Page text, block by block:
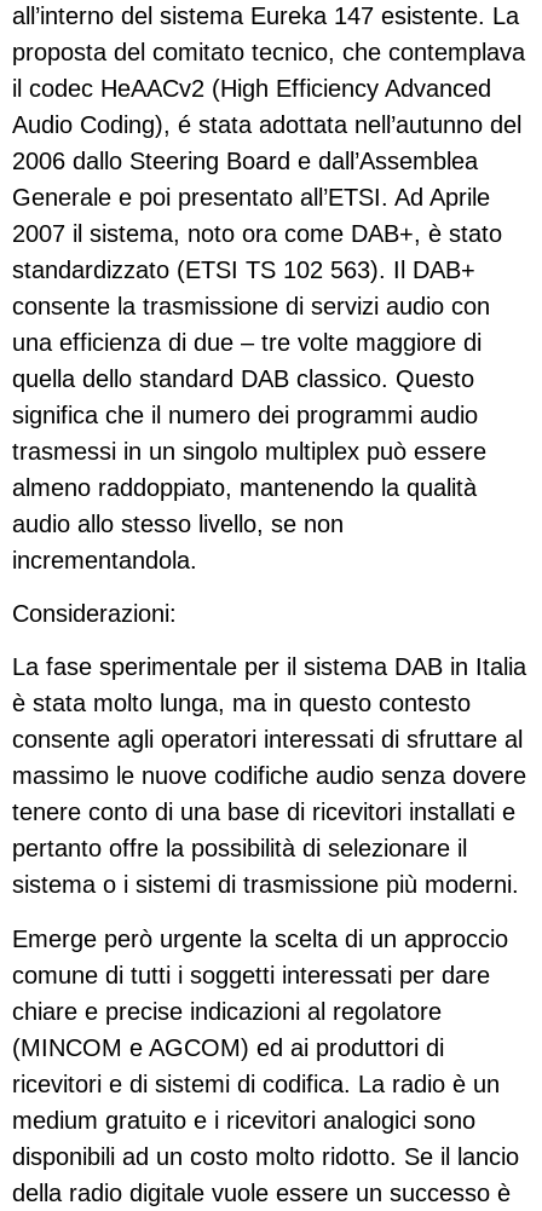
all’interno del sistema Eureka 147 esistente. La
proposta del comitato tecnico, che contemplava
il codec HeAACv2 (High Efficiency Advanced
Audio Coding), é stata adottata nell’autunno del
2006 dallo Steering Board e dall’Assemblea
Generale e poi presentato all’ETSI. Ad Aprile
2007 il sistema, noto ora come DAB+, è stato
standardizzato (ETSI TS 102 563). Il DAB+
consente la trasmissione di servizi audio con
una efficienza di due – tre volte maggiore di
quella dello standard DAB classico. Questo
significa che il numero dei programmi audio
trasmessi in un singolo multiplex può essere
almeno raddoppiato, mantenendo la qualità
audio allo stesso livello, se non
incrementandola.
Considerazioni:
La fase sperimentale per il sistema DAB in Italia
è stata molto lunga, ma in questo contesto
consente agli operatori interessati di sfruttare al
massimo le nuove codifiche audio senza dovere
tenere conto di una base di ricevitori installati e
pertanto offre la possibilità di selezionare il
sistema o i sistemi di trasmissione più moderni.
Emerge però urgente la scelta di un approccio
comune di tutti i soggetti interessati per dare
chiare e precise indicazioni al regolatore
(MINCOM e AGCOM) ed ai produttori di
ricevitori e di sistemi di codifica. La radio è un
medium gratuito e i ricevitori analogici sono
disponibili ad un costo molto ridotto. Se il lancio
della radio digitale vuole essere un successo è